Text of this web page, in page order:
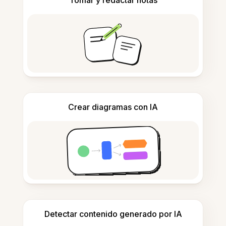
Crear diagramas con IA
Detectar contenido generado por IA